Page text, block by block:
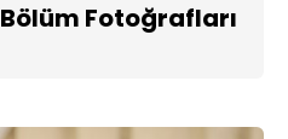
Fotoğrafları